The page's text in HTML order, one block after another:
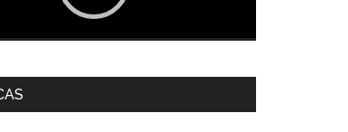
Corcho Mejía,
Sur, Vicepresidenta Federación